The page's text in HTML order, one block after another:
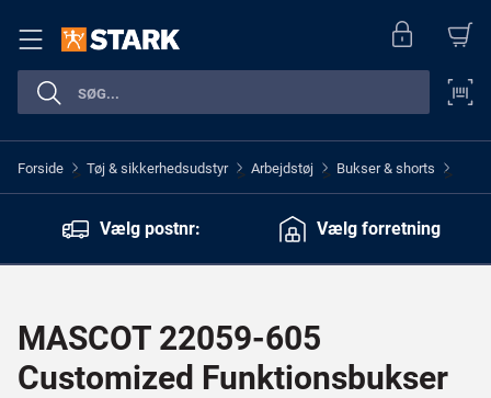
Forside > Tøj & sikkerhedsudstyr > Arbejdstøj > Bukser & shorts >
Vælg postnr: Vælg forretning
MASCOT 22059-605
Customized Funktionsbukser